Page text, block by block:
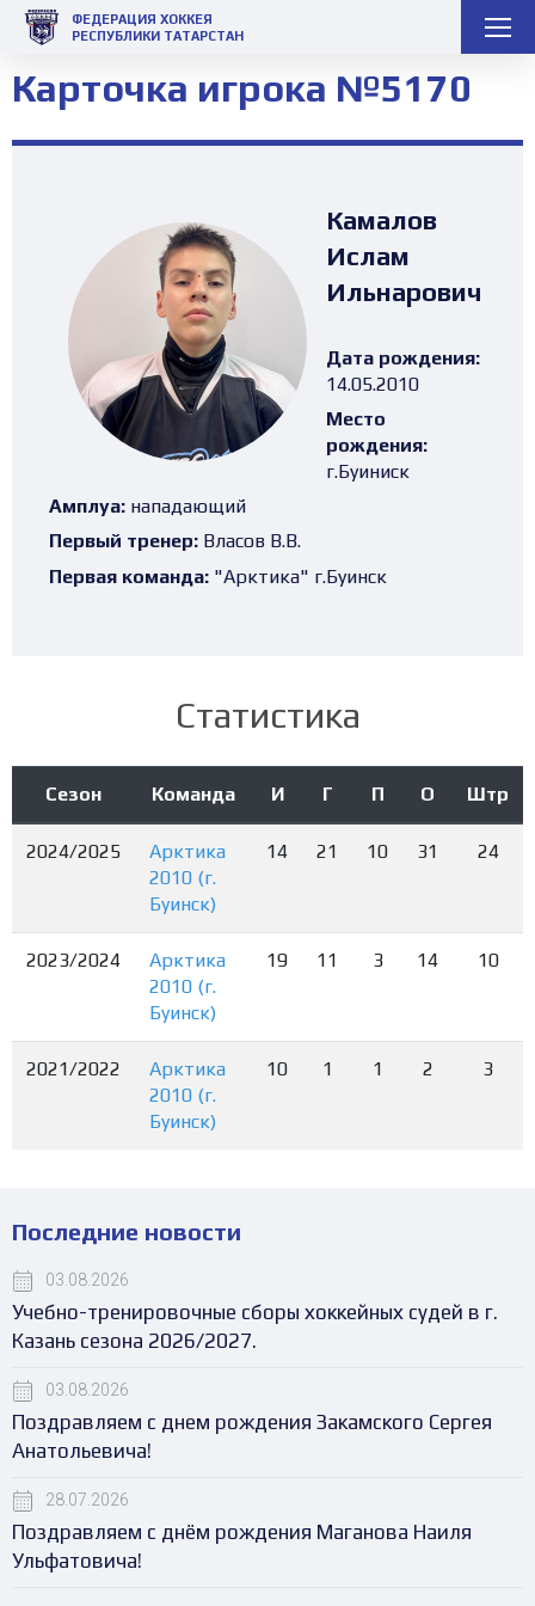
ФЕДЕРАЦИЯ ХОККЕЯ
РЕСПУБЛИКИ ТАТАРСТАН
Карточка игрока №5170
Камалов
Ислам
Ильнарович
Дата рождения:
14.05.2010
Место
рождения:
г.Буиниск
Амплуа: нападающий
Первый тренер: Власов В.В.
Первая команда: "Арктика" г.Буинск
Статистика
Сезон Команда И Г П О Штр
2024/2025
Арктика
2010 (г.
Буинск)
14 21 10 31 24
2023/2024
Арктика
2010 (г.
Буинск)
19 11 3 14 10
2021/2022
Арктика
2010 (г.
Буинск)
10 1 1 2 3
Последние новости
03.08.2026
Учебно-тренировочные сборы хоккейных судей в г.
Казань сезона 2026/2027.
03.08.2026
Поздравляем с днем рождения Закамского Сергея
Анатольевича!
28.07.2026
Поздравляем с днём рождения Маганова Наиля
Ульфатовича!